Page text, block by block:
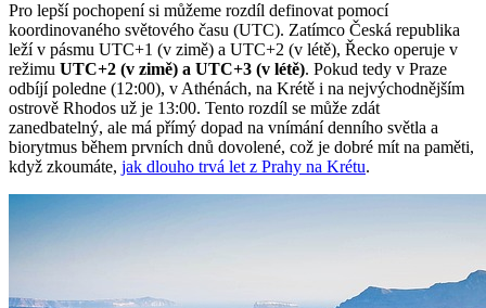
Pro lepší pochopení si můžeme rozdíl definovat pomocí
koordinovaného světového času (UTC). Zatímco Česká republika
leží v pásmu UTC+1 (v zimě) a UTC+2 (v létě), Řecko operuje v
režimu UTC+2 (v zimě) a UTC+3 (v létě). Pokud tedy v Praze
odbíjí poledne (12:00), v Athénách, na Krétě i na nejvýchodnějším
ostrově Rhodos už je 13:00. Tento rozdíl se může zdát
zanedbatelný, ale má přímý dopad na vnímání denního světla a
biorytmus během prvních dnů dovolené, což je dobré mít na paměti,
když zkoumáte, jak dlouho trvá let z Prahy na Krétu.